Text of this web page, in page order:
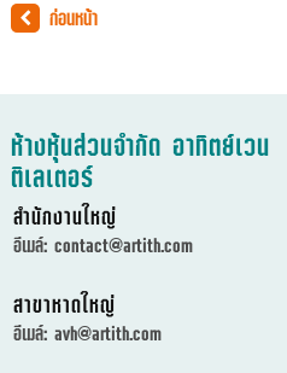
ก่อนหน้า
ห้างหุ้นส่วนจำกัด อาทิตย์เวน
ติเลเตอร์
สำนักงานใหญ่
อีเมล์:contact@artith.com
สาขาหาดใหญ่
อีเมล์:avh@artith.com